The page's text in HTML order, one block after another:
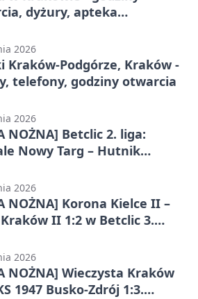
dyżury, apteka
2026
Kraków-Podgórze, Kraków -
telefony, godziny otwarcia
2026
NOŻNA] Betclic 2. liga:
Nowy Targ – Hutnik
zwycięstwem
2026
NOŻNA] Korona Kielce II –
Kraków II 1:2 w Betclic 3.
losy meczu
2026
NOŻNA] Wieczysta Kraków
1947 Busko-Zdrój 1:3.